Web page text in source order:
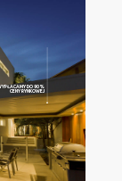
DO 90%
CENY RYNKOWEJ